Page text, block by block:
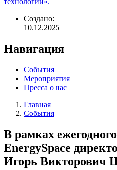
Создано:
10.12.2025
Навигация
События
Мероприятия
Пресса о нас
Строка
навигации
Главная
События
В рамках
EnergySpace
Игорь Викторович